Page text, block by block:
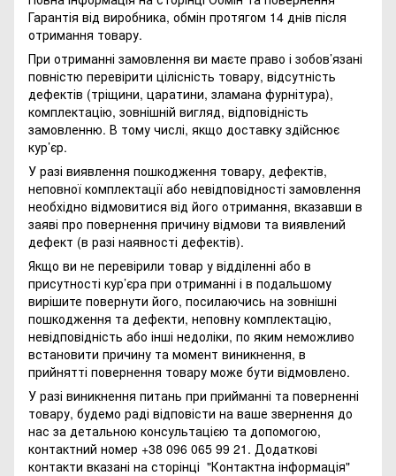
Гарантія від виробника, обмін протягом 14 днів після
отримання товару.
При отриманні замовлення ви маєте право і зобов’язані
повністю перевірити цілісність товару, відсутність
дефектів (тріщини, царатини, зламана фурнітура),
комплектацію, зовнішній вигляд, відповідність
замовленню. В тому числі, якщо доставку здійснює
кур’єр.
У разі виявлення пошкодження товару, дефектів,
неповної комплектації або невідповідності замовлення
необхідно відмовитися від його отримання, вказавши в
заяві про повернення причину відмови та виявлений
дефект (в разі наявності дефектів).
Якщо ви не перевірили товар у відділенні або в
присутності кур’єра при отриманні і в подальшому
вирішите повернути його, посилаючись на зовнішні
пошкодження та дефекти, неповну комплектацію,
невідповідність або інші недоліки, по яким неможливо
встановити причину та момент виникнення, в
прийнятті повернення товару може бути відмовлено.
У разі виникнення питань при прийманні та поверненні
товару, будемо раді відповісти на ваше звернення до
нас за детальною консультацією та допомогою,
контактний номер +38 096 065 99 21. Додаткові
контакти вказані на сторінці "Контактна інформація"